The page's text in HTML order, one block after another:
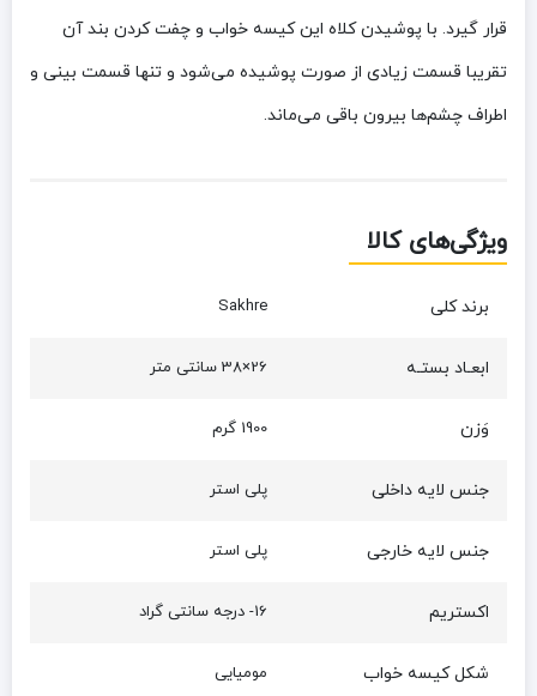
قرار گیرد. با پوشیدن کلاه این کیسه خواب و چفت کردن بند آن
تقریبا قسمت زیادی از صورت پوشیده می‌شود و تنها قسمت بینی و
اطراف چشم‌ها بیرون باقی می‌ماند.
ویژگی‌های کالا
برند کلی Sakhre
ابعـاد بستـه 26×38 سانتی‌ متر
وَزن 1900 گرم
جنس لایه داخلی پلی استر
جنس لایه خارجی پلی استر
اکستریم 16- درجه سانتی گراد
شکل کیسه خواب مومیایی